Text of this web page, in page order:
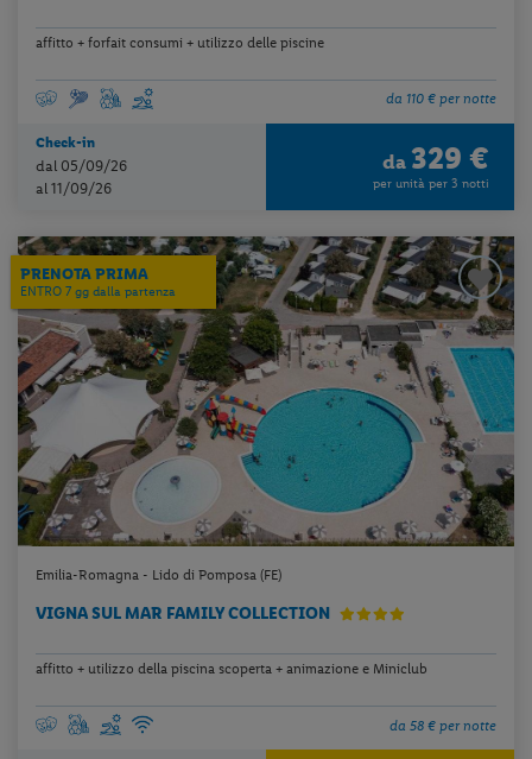
affitto + forfait consumi + utilizzo delle piscine
da 110 € per notte
Check-in
dal 05/09/26
al 11/09/26
da 329 €
per unità per 3 notti
PRENOTA PRIMA
ENTRO 7 gg dalla partenza
Emilia-Romagna - Lido di Pomposa (FE)
VIGNA SUL MAR FAMILY COLLECTION
affitto + utilizzo della piscina scoperta + animazione e Miniclub
da 58 € per notte